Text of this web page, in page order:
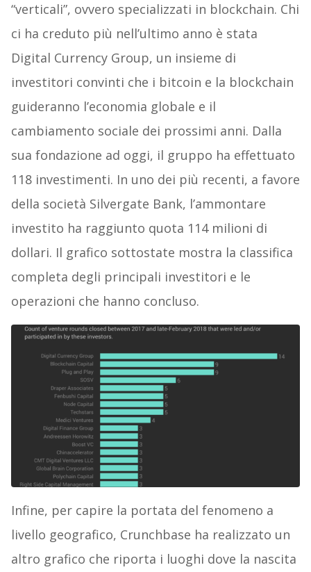
“verticali”, ovvero specializzati in blockchain. Chi
ci ha creduto più nell’ultimo anno è stata
Digital Currency Group, un insieme di
investitori convinti che i bitcoin e la blockchain
guideranno l’economia globale e il
cambiamento sociale dei prossimi anni. Dalla
sua fondazione ad oggi, il gruppo ha effettuato
118 investimenti. In uno dei più recenti, a favore
della società Silvergate Bank, l’ammontare
investito ha raggiunto quota 114 milioni di
dollari. Il grafico sottostate mostra la classifica
completa degli principali investitori e le
operazioni che hanno concluso.
Infine, per capire la portata del fenomeno a
livello geografico, Crunchbase ha realizzato un
altro grafico che riporta i luoghi dove la nascita